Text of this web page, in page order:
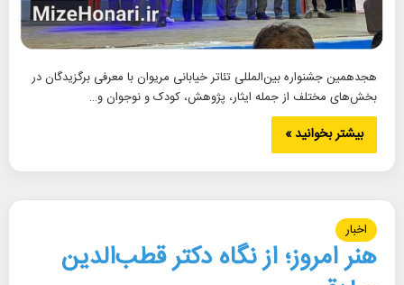
هجدهمین جشنواره بین‌المللی تئاتر خیابانی مریوان با معرفی برگزیدگان در
بخش‌های مختلف از جمله ایثار، پژوهش، کودک و نوجوان و…
بیشتر بخوانید »
اخبار
هنر امروز؛ از نگاه دکتر قطب‌الدین